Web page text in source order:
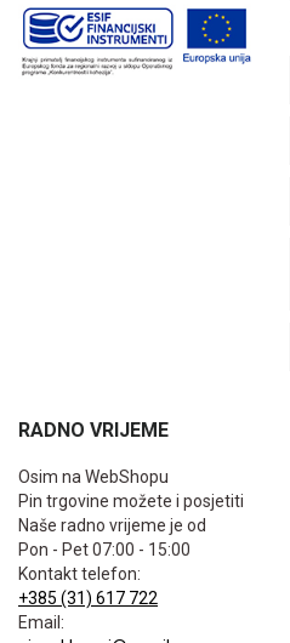
RADNO VRIJEME
Osim na WebShopu
Pin trgovine možete i posjetiti
Naše radno vrijeme je od
Pon - Pet 07:00 - 15:00
Kontakt telefon:
+385 (31) 617 722
Email: